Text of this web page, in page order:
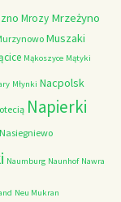
Mrozy Mrzeżyno
Muszaki
Mąkoszyce Mątyki
Młynki Nacpolsk
Napierki
Nasiegniewo
Naumburg Naunhof Nawra
Neu Mukran